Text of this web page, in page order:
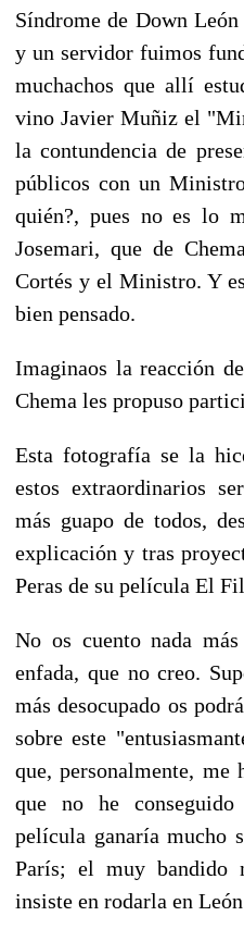
Síndrome de Down
y un servidor fuimos
muchachos que allí
vino Javier Muñiz el
la contundencia de
públicos con un
quién?, pues no es lo
Josemari, que de
Cortés y el Ministro. Y
bien pensado.
Imaginaos la reacción
Chema les propuso
Esta fotografía se la
estos extraordinarios
más guapo de todos,
explicación y tras
Peras de su película El
No os cuento nada
enfada, que no creo.
más desocupado os
sobre este
que, personalmente,
que no he
película ganaría mucho
París; el muy bandido
insiste en rodarla en